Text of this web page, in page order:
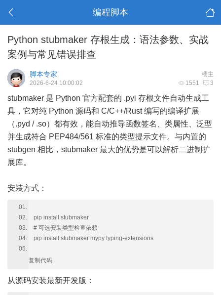
编程脚本
Python stubmaker 存根生成：语法参数、实战
案例与常见错误排查
楼主
脚本专家
1551 3
2026-6-24 10:00:02
stubmaker 是 Python 官方配套的 .pyi 存根文件自动生成工
具，它对纯 Python 源码和 C/C++/Rust 编写的编译扩展
（.pyd / .so）都有效，能自动推导函数签名、类属性、泛型
并生成符合 PEP484/561 标准的类型提示文件。与内置的
stubgen 相比，stubmaker 最大的优势是可以解析二进制扩
展库。
安装方式：
pip install stubmaker
# 可选安装类型检查依赖
pip install stubmaker mypy typing-extensions
复制代码
从源码安装最新开发版：